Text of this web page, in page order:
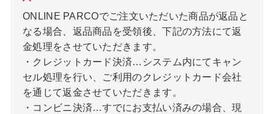
ONLINE PARCOでご注文いただいた商品が返品と
なる場合、返品商品を受領後、下記の方法にて返
金処理をさせていただきます。
・クレジットカード決済…システム内にてキャン
セル処理を行い、ご利用のクレジットカード会社
を通じて返金させていただきます。
・コンビニ決済…すでにお支払い済みの場合、現